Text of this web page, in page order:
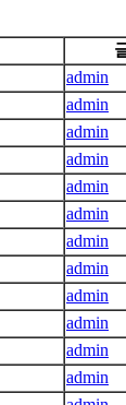
admin
admin
admin
admin
admin
admin
admin
admin
admin
admin
admin
admin